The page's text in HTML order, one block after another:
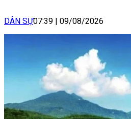
DÂN SỰ07:39 | 09/08/2026